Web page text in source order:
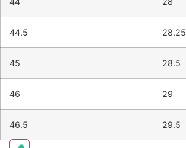
44.5 28.25
45 28.5
46 29
46.5 29.5